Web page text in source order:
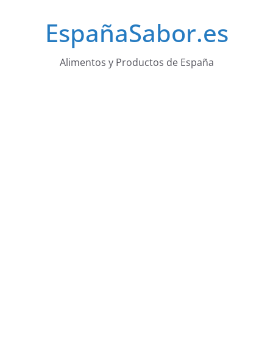
EspañaSabor.es
Alimentos y Productos de España